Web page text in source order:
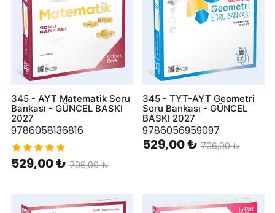
345 - AYT Matematik Soru
Bankası - GÜNCEL BASKI
2027
9786058136816
529,00 ₺ 706,00 ₺
345 - TYT-AYT Geometri
Soru Bankası - GÜNCEL
BASKI 2027
9786056959097
529,00 ₺ 706,00 ₺